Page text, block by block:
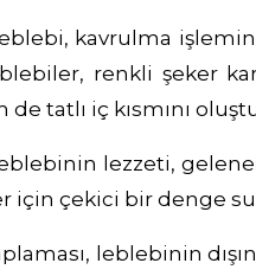
kavrulma
renkli şeker
tatlı iç kısmını
lezzeti,
için çekici bir denge
leblebinin